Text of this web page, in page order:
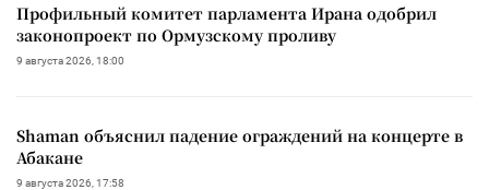
Профильный комитет парламента Ирана одобрил
законопроект по Ормузскому проливу
9 августа 2026, 18:00
Shaman объяснил падение ограждений на концерте в
Абакане
9 августа 2026, 17:58